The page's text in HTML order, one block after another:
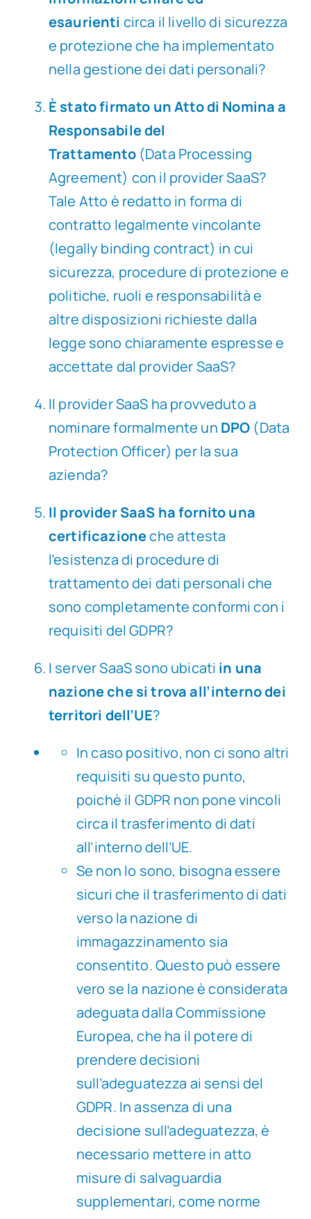
esaurienti circa il livello di sicurezza
e protezione che ha implementato
nella gestione dei dati personali?
È stato firmato un Atto di Nomina a
Responsabile del
Trattamento(Data Processing
Agreement) con il provider SaaS?
Tale Atto è redatto in forma di
contratto legalmente vincolante
(legally binding contract) in cui
sicurezza, procedure di protezione e
politiche, ruoli e responsabilità e
altre disposizioni richieste dalla
legge sono chiaramente espresse e
accettate dal provider SaaS?
Il provider SaaS ha provveduto a
nominare formalmente un DPO (Data
Protection Officer) per la sua
azienda?
Il provider SaaS ha fornito una
certificazioneche attesta
l’esistenza di procedure di
trattamento dei dati personali che
sono completamente conformi con i
requisiti del GDPR?
I server SaaS sono ubicati in una
nazione che si trova all’interno dei
territori dell’UE?
In caso positivo, non ci sono altri
requisiti su questo punto,
poichè il GDPR non pone vincoli
circa il trasferimento di dati
all’interno dell’UE.
Se non lo sono, bisogna essere
sicuri che il trasferimento di dati
verso la nazione di
immagazzinamento sia
consentito. Questo può essere
vero se la nazione è considerata
adeguata dalla Commissione
Europea, che ha il potere di
prendere decisioni
sull’adeguatezza ai sensi del
GDPR. In assenza di una
decisione sull’adeguatezza, è
necessario mettere in atto
misure di salvaguardia
supplementari, come norme